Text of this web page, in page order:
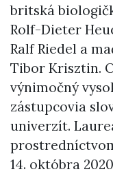
britská
Rolf-Dieter
Ralf Riedel a
Tibor Krisztin.
výnimočný
zástupcovia
univerzít.
14. októbra